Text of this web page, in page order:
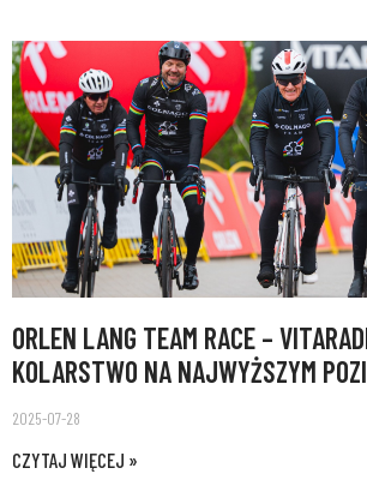
ORLEN LANG TEAM RACE –
KOLARSTWO NA NAJWYŻSZYM
2025-07-28
CZYTAJ WIĘCEJ »